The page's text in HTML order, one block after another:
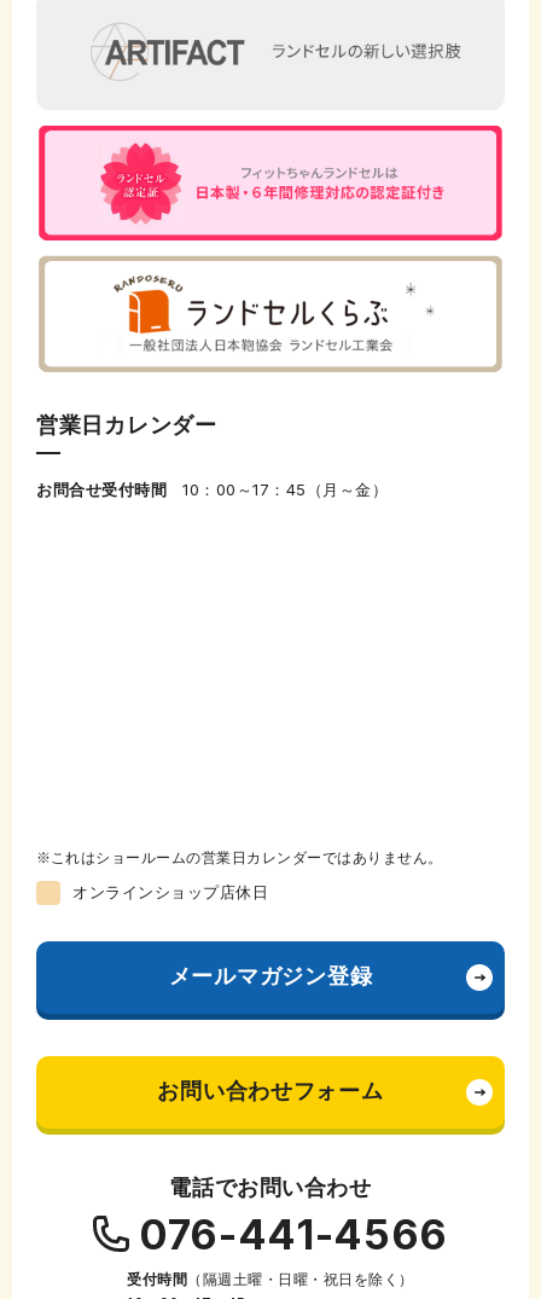
営業日カレンダー
お問合せ受付時間 10：00～17：45（月～金）
これはショールームの営業日カレンダーではありません。
オンラインショップ店休日
メールマガジン登録
お問い合わせフォーム
電話でお問い合わせ
076-441-4566
受付時間 （隔週土曜・日曜・祝日を除く）